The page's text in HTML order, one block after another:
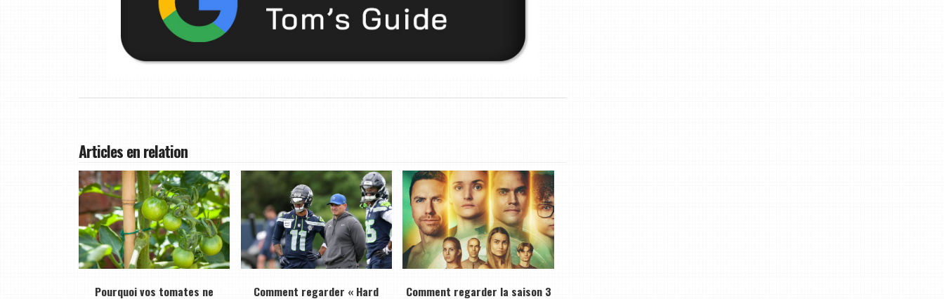
Articles en relation
Pourquoi vos tomates ne
Comment regarder « Hard
Comment regarder la saison 3